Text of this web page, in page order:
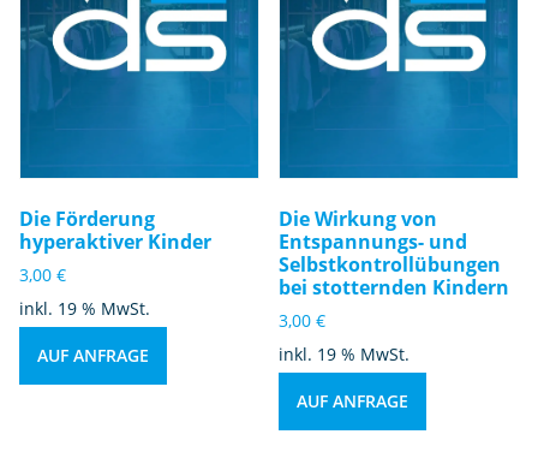
Die Förderung
hyperaktiver Kinder
3,00 €
inkl. 19 % MwSt.
AUF ANFRAGE
Die Wirkung von
Entspannungs- und
Selbstkontrollübungen
bei stotternden Kindern
3,00€
inkl. 19 % MwSt.
AUF ANFRAGE